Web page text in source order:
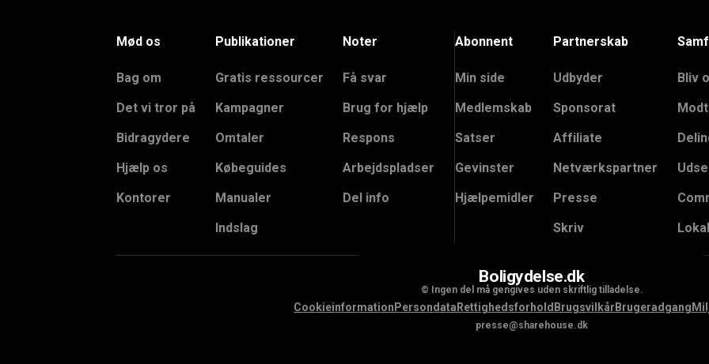
Boligydelse.dk
© Ingen del må gengives uden skriftlig tilladelse.
Mød os
Bag om
Det vi tror på
Bidragydere
Hjælp os
Kontorer
Publikationer
Gratis ressourcer
Kampagner
Omtaler
Købeguides
Manualer
Indslag
Noter
Få svar
Brug for hjælp
Respons
Arbejdspladser
Del info
Abonnent
Min side
Medlemskab
Satser
Gevinster
Hjælpemidler
Partnerskab
Udbyder
Sponsorat
Affiliate
Netværkspartner
Presse
Skriv
Bliv
Cookieinformation Persondata Rettighedsforhold Brugsvilkår Brugeradgang
presse@sharehouse.dk